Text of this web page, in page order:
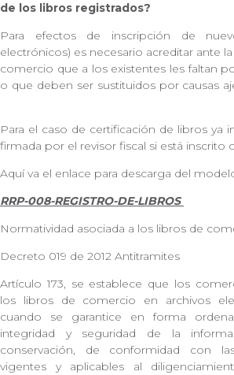
de los libros registrados?
Para efectos de inscripción de
electrónicos) es necesario acreditar ante
comercio que a los existentes les faltan
o que deben ser sustituidos por causas
Para el caso de certificación de libros ya
firmada por el revisor fiscal si está
Aquí va el enlace para descarga del
RRP-008-REGISTRO-DE-LIBROS
Normatividad asociada a los libros de
Decreto 019 de 2012 Antitramites
Artículo 173, se establece que los
los libros de comercio en archivos
cuando se garantice en forma
integridad y seguridad de la
conservación, de conformidad con
vigentes y aplicables al